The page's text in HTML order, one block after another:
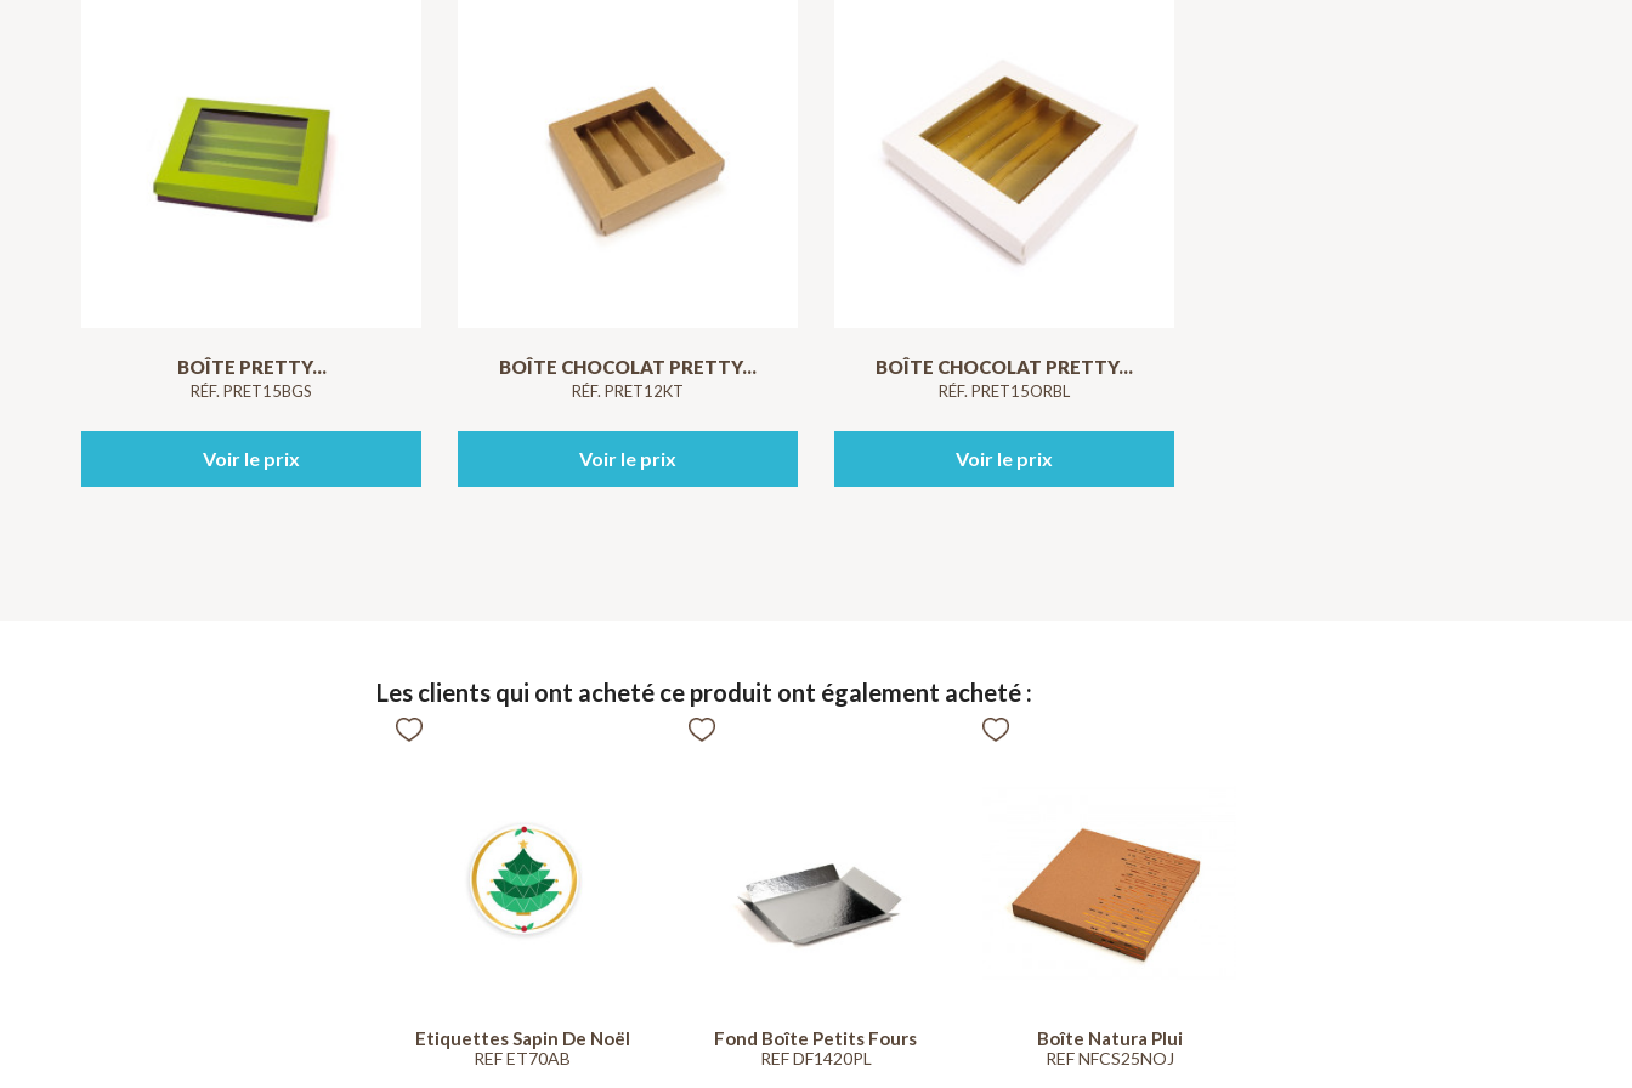
BOÎTE PRETTY...
RÉF. PRET15BGS
Voir le prix
BOÎTE CHOCOLAT PRETTY...
RÉF. PRET12KT
Voir le prix
BOÎTE CHOCOLAT PRETTY...
RÉF. PRET15ORBL
Voir le prix
Les clients qui ont acheté ce produit ont également acheté :
Etiquettes Sapin De Noël
REF ET70AB
Fond Boîte Petits Fours
REF DF1420PL
Boîte Natura Plui
REF NFCS25NOJ